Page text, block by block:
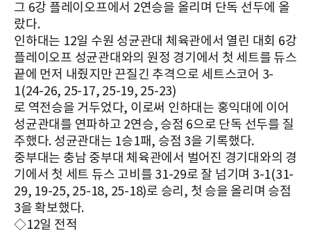
그 6강 플레이오프에서 2연승을 올리며 단독 선두에 올
랐다.
인하대는 12일 수원 성균관대 체육관에서 열린 대회 6강
플레이오프 성균관대와의 원정 경기에서 첫 세트를 듀스
끝에 먼저 내줬지만 끈질긴 추격으로 세트스코어 3-
1(24-26, 25-17, 25-19, 25-23)
로 역전승을 거두었다, 이로써 인하대는 홍익대에 이어
성균관대를 연파하고 2연승, 승점 6으로 단독 선두를 질
주했다. 성균관대는 1승1패, 승점 3을 기록했다.
중부대는 충남 중부대 체육관에서 벌어진 경기대와의 경
기에서 첫 세트 듀스 고비를 31-29로 잘 넘기며 3-1(31-
29, 19-25, 25-18, 25-18)로 승리, 첫 승을 올리며 승점
3을 확보했다.
◇12일 전적